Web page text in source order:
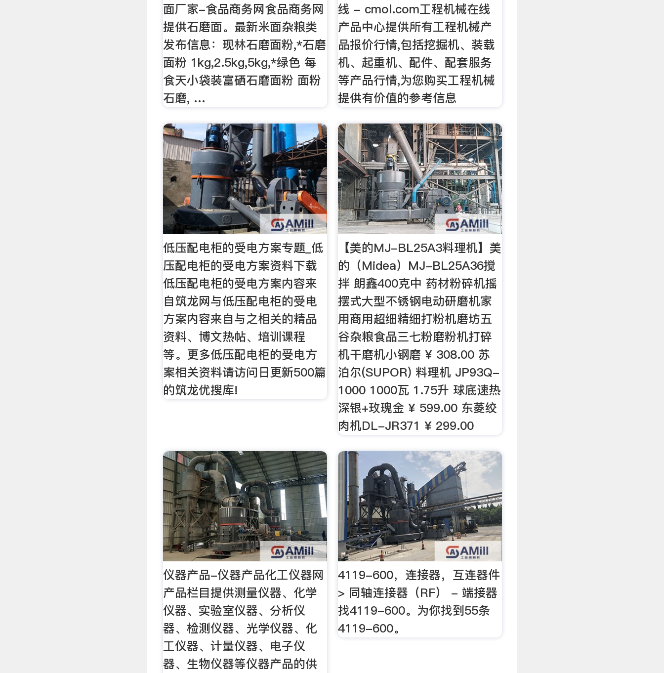
面厂家-食品商务网食品商务网
提供石磨面。最新米面杂粮类
发布信息：现林石磨面粉,*石磨
面粉 1kg,2.5kg,5kg,*绿色 每
食天小袋装富硒石磨面粉 面粉
石磨, …
线 - cmol.com工程机械在线
产品中心提供所有工程机械产
品报价行情,包括挖掘机、装载
机、起重机、配件、配套服务
等产品行情,为您购买工程机械
提供有价值的参考信息
低压配电柜的受电方案专题_低
压配电柜的受电方案资料下载
低压配电柜的受电方案内容来
自筑龙网与低压配电柜的受电
方案内容来自与之相关的精品
资料、博文热帖、培训课程
等。更多低压配电柜的受电方
案相关资料请访问日更新500篇
的筑龙优搜库!
【美的MJ-BL25A3料理机】美
的（Midea）MJ-BL25A36搅
拌 朗鑫400克中 药材粉碎机摇
摆式大型不锈钢电动研磨机家
用商用超细精细打粉机磨坊五
谷杂粮食品三七粉磨粉机打碎
机干磨机小钢磨 ¥ 308.00 苏
泊尔(SUPOR) 料理机 JP93Q-
1000 1000瓦 1.75升 球底速热
深银+玫瑰金 ¥ 599.00 东菱绞
肉机DL-JR371 ¥ 299.00
仪器产品-仪器产品化工仪器网
产品栏目提供测量仪器、化学
仪器、实验室仪器、分析仪
器、检测仪器、光学仪器、化
工仪器、计量仪器、电子仪
器、生物仪器等仪器产品的供
4119-600，连接器，互连器件
> 同轴连接器（RF） - 端接器
找4119-600。为你找到55条
4119-600。